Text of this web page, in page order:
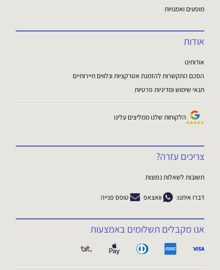
מופעים ואמנויות
אודות
אודותינו
הסכם התקשרות להזמנת אטרקציות ונלווים תיירותיים
תנאי שימוש ומדיניות פרטיות
הלקוחות שלנו ממליצים עלינו
צריכים עזרה?
תשובות לשאלות נפוצות
דברו איתנו: וואצאפ טופס פנייה
אנו מקבלים תשלומים באמצעות